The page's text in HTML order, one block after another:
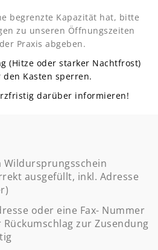
begrenzte Kapazität hat, bitte
zu unseren Öffnungszeiten
Praxis abgeben.
(Hitze oder starker Nachtfrost)
den Kasten sperren.
darüber informieren!
ausgefüllt, inkl. Adresse
oder eine Fax- Nummer
zur Zusendung